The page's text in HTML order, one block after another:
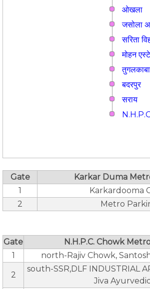
ओखला
जसोला
सरिता
मोहन
बदरपुर
सराय
Gate
Karkar Duma
1
Karkardooma
2
Metro
Gate
N.H.P.C. Chowk
1
north-Rajiv Chowk,
2
south-SSR,DLF INDUSTRIAL
Jiva